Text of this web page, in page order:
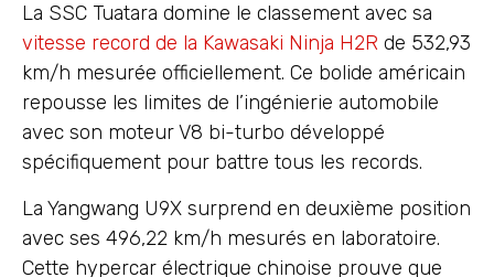
La SSC Tuatara domine le classement avec sa
vitesse record de la Kawasaki Ninja H2R de 532,93
km/h mesurée officiellement. Ce bolide américain
repousse les limites de l’ingénierie automobile
avec son moteur V8 bi-turbo développé
spécifiquement pour battre tous les records.
La Yangwang U9X surprend en deuxième position
avec ses 496,22 km/h mesurés en laboratoire.
Cette hypercar électrique chinoise prouve que